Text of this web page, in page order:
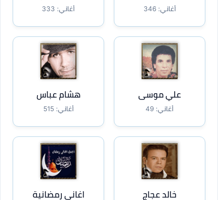
أغاني: 346 أغاني: 333
علي موسى
أغاني: 49
هشام عباس
أغاني: 515
خالد عجاج اغاني رمضانية